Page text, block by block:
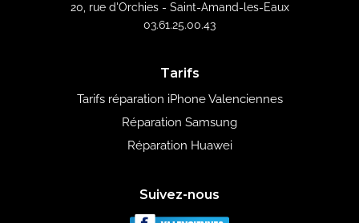
20, rue d'Orchies - Saint-Amand-les-Eaux
03.61.25.00.43
Tarifs
Tarifs réparation iPhone Valenciennes
Réparation Samsung
Réparation Huawei
Suivez-nous